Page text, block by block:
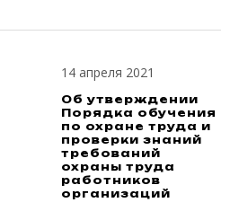
14 апреля 2021
Об утверждении
Порядка обучения
по охране труда и
проверки знаний
требований
охраны труда
работников
организаций